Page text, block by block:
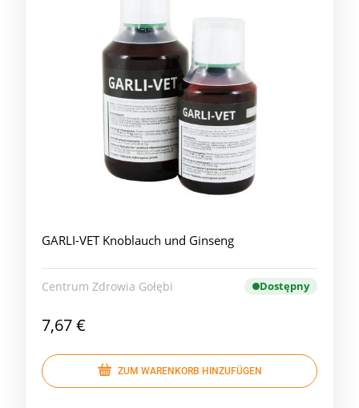
GARLI-VET Knoblauch und Ginseng
Centrum Zdrowia Gołębi Dostępny
7,67 €
ZUM WARENKORB HINZUFÜGEN